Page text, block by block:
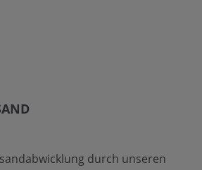
durch unseren